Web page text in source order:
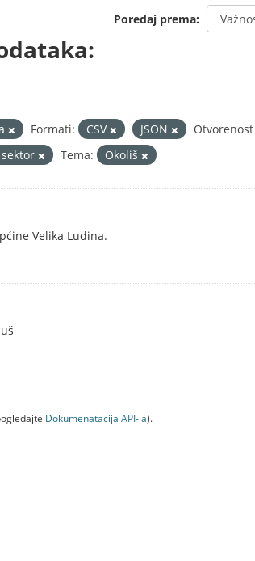
Poredaj prema
Formati: CSV JSON
sektor Tema: Okoliš
Velika Ludina.
Dokumenаtаcijа API-jа).